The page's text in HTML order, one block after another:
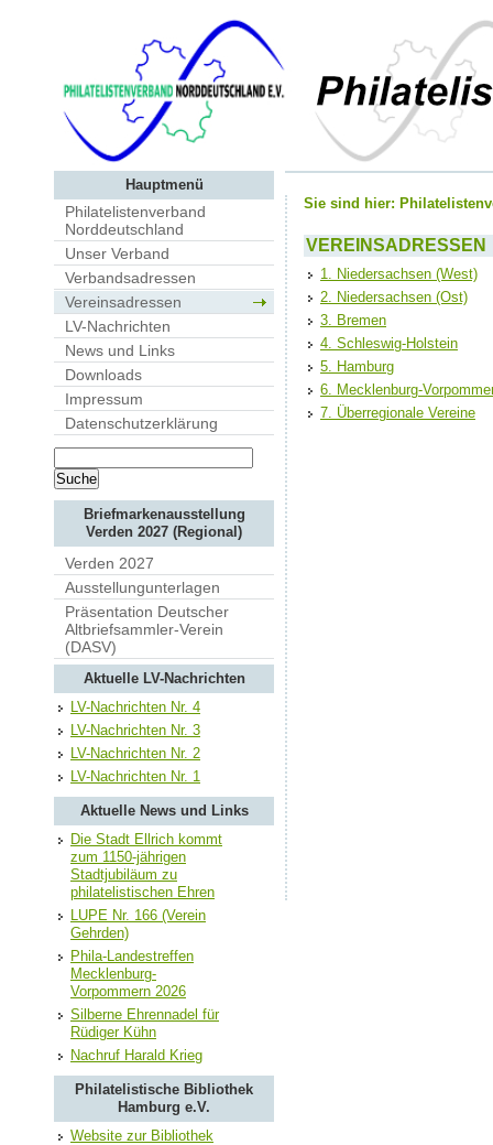
Hauptmenü
Philatelistenverband
Norddeutschland
Unser Verband
Verbandsadressen
Vereinsadressen
LV-Nachrichten
News und Links
Downloads
Impressum
Datenschutzerklärung
Briefmarkenausstellung
Verden 2027 (Regional)
Verden 2027
Ausstellungunterlagen
Präsentation Deutscher
Altbriefsammler-Verein
(DASV)
Aktuelle LV-Nachrichten
LV-Nachrichten Nr. 4
LV-Nachrichten Nr. 3
LV-Nachrichten Nr. 2
LV-Nachrichten Nr. 1
Aktuelle News und Links
Die Stadt Ellrich kommt
zum 1150-jährigen
Stadtjubiläum zu
philatelistischen Ehren
LUPE Nr. 166 (Verein
Gehrden)
Phila-Landestreffen
Mecklenburg-
Vorpommern 2026
Silberne Ehrennadel für
Rüdiger Kühn
Nachruf Harald Krieg
Philatelistische Bibliothek
Hamburg e.V.
Website zur Bibliothek
Sie sind hier:
VEREINSADRESSEN
1. Niedersachsen (West)
2. Niedersachsen (Ost)
3. Bremen
4. Schleswig-Holstein
5. Hamburg
6. Mecklenburg-
7. Überregionale Vereine